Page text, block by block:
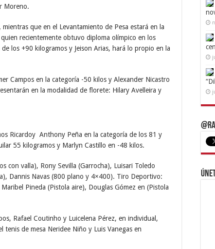
Moreno.
que en el Levantamiento de Pesa estará en la
recientemente obtuvo diploma olímpico en los
los +90 kilogramos y Jeison Arias, hará lo propio en la
Campos en la categoría -50 kilos y Alexander Nicastro
en la modalidad de florete: Hilary Avelleira y
Ricardoy Anthony Peña en la categoría de los 81 y
55 kilogramos y Marlyn Castillo en -48 kilos.
con valla), Rony Sevilla (Garrocha), Luisari Toledo
Dannis Navas (800 plano y 4×400). Tiro Deportivo:
Pineda (Pistola aire), Douglas Gómez en (Pistola
Rafael Coutinho y Luicelena Pérez, en individual,
de mesa Neridee Niño y Luis Vanegas en